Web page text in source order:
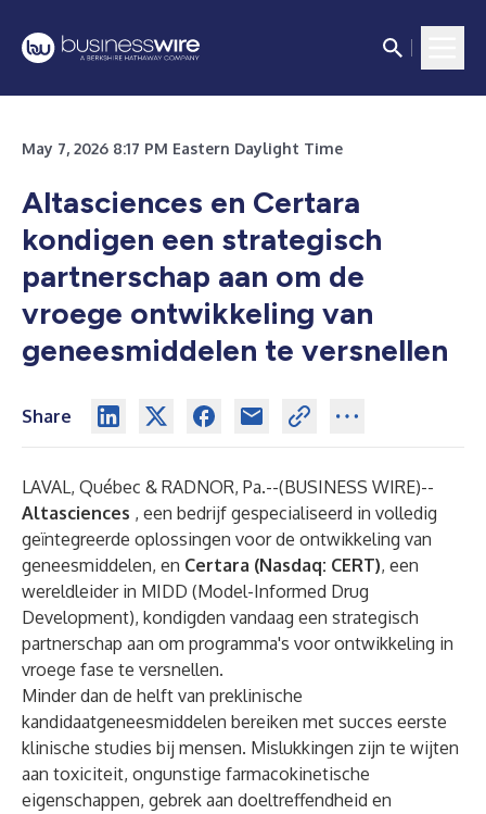
May 7, 2026 8:17 PM Eastern Daylight Time
Altasciences en Certara
kondigen een strategisch
partnerschap aan om de
vroege ontwikkeling van
geneesmiddelen te versnellen
Share
LAVAL, Québec & RADNOR, Pa.--(BUSINESS WIRE)--
Altasciences , een bedrijf gespecialiseerd in volledig
geïntegreerde oplossingen voor de ontwikkeling van
geneesmiddelen, en Certara (Nasdaq: CERT), een
wereldleider in MIDD (Model-Informed Drug
Development), kondigden vandaag een strategisch
partnerschap aan om programma's voor ontwikkeling in
vroege fase te versnellen.
Minder dan de helft van preklinische
kandidaatgeneesmiddelen bereiken met succes eerste
klinische studies bij mensen. Mislukkingen zijn te wijten
aan toxiciteit, ongunstige farmacokinetische
eigenschappen, gebrek aan doeltreffendheid en